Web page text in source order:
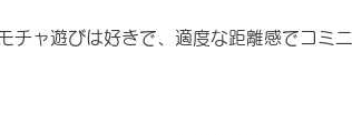
チャ遊びは好きで、適度な距離感でコミニ